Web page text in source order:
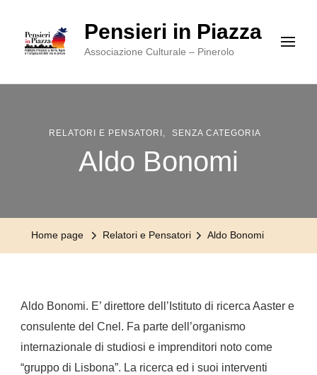
Pensieri in Piazza
Associazione Culturale – Pinerolo
RELATORI E PENSATORI SENZA CATEGORIA
Aldo Bonomi
Home page Relatori e Pensatori Aldo Bonomi
Aldo Bonomi. E’ direttore dell’Istituto di ricerca Aaster e
consulente del Cnel. Fa parte dell’organismo
internazionale di studiosi e imprenditori noto come
“gruppo di Lisbona”. La ricerca ed i suoi interventi